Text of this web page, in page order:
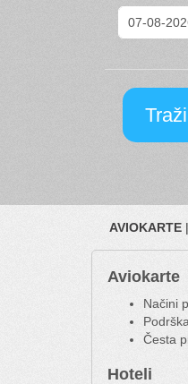
AVIOKARTE
Aviokarte
Načini
Podrška
Česta
Hoteli